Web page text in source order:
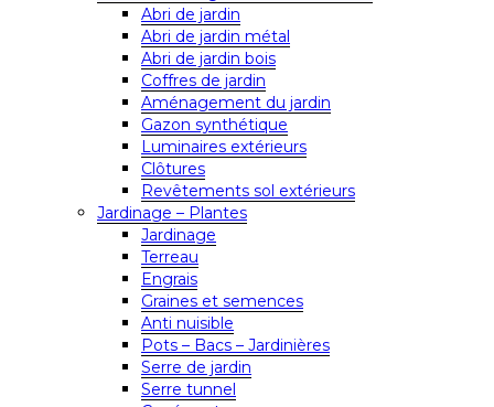
Abri de jardin
Abri de jardin métal
Abri de jardin bois
Coffres de jardin
Aménagement du jardin
Gazon synthétique
Luminaires extérieurs
Clôtures
Revêtements sol extérieurs
Jardinage – Plantes
Jardinage
Terreau
Engrais
Graines et semences
Anti nuisible
Pots – Bacs – Jardinières
Serre de jardin
Serre tunnel